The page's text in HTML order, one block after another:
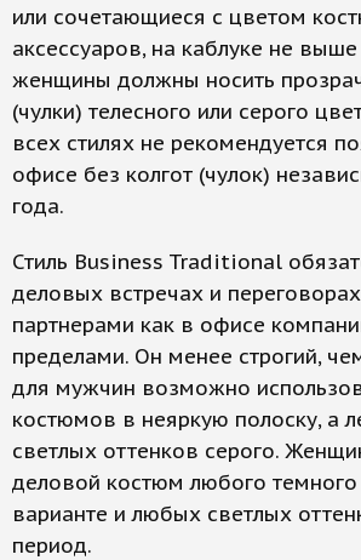
или сочетающиеся с цветом
аксессуаров, на каблуке не
женщины должны носить
(чулки) телесного или серого
всех стилях не рекомендуется
офисе без колгот (чулок)
года.
Стиль Business Traditional
деловых встречах и
партнерами как в офисе
пределами. Он менее строгий,
для мужчин возможно
костюмов в неяркую полоску, а
светлых оттенков серого.
деловой костюм любого
варианте и любых светлых
период.